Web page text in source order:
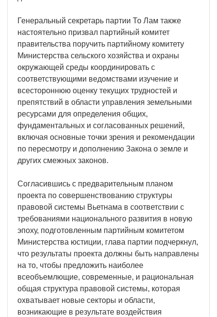
Генеральный секретарь партии То Лам также
настоятельно призвал партийный комитет
правительства поручить партийному комитету
Министерства сельского хозяйства и охраны
окружающей среды координировать с
соответствующими ведомствами изучение и
всестороннюю оценку текущих трудностей и
препятствий в области управления земельными
ресурсами для определения общих,
фундаментальных и согласованных решений,
включая основные точки зрения и рекомендации
по пересмотру и дополнению Закона о земле и
других смежных законов.
Согласившись с предварительным планом
проекта по совершенствованию структуры
правовой системы Вьетнама в соответствии с
требованиями национального развития в новую
эпоху, подготовленным партийным комитетом
Министерства юстиции, глава партии подчеркнул,
что результаты проекта должны быть направлены
на то, чтобы предложить наиболее
всеобъемлющие, современные, и рациональная
общая структура правовой системы, которая
охватывает новые секторы и области,
возникающие в результате воздействия